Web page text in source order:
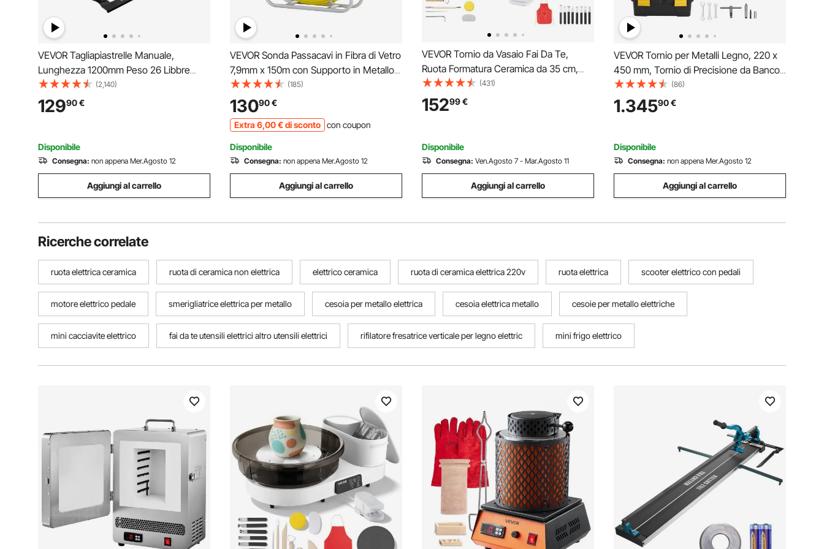
VEVOR Tagliapiastrelle Manuale,
Lunghezza 1200mm Peso 26 Libbre
Taglia Piastrelle Professionale in
Alluminio per Tagliare Tutti I Tipi di
Piastrelle, Comprese Piastrelle in
(2,140)
12990€
Disponibile
Consegna: non appena Mer.Agosto 12
Aggiungi al carrello
VEVOR Sonda Passacavi in Fibra di Vetro
7,9mm x 150m con Supporto in Metallo
Estrattore a Nastro per Cavo Elettrico
con 2 Teste di Trazione Strumento di
Installazione del Cavo Elettrico in
Fiberglass
(185)
13090€
Extra 6,00€di sconto con coupon
Disponibile
Consegna: non appena Mer.Agosto 12
Aggiungi al carrello
VEVOR Tornio da Vasaio Fai Da Te,
Ruota Formatura Ceramica da 35 cm,
Velocità Regolabile da 60 a 300 giri/min
con Controllo a Pedale, Gamba
Sollevamento Regolabile, Accessori
(431)
15299€
Disponibile
Consegna: Ven.Agosto 7 - Mar.Agosto 11
Aggiungi al carrello
VEVOR Tornio per Metalli Legno, 220 x
450 mm, Tornio di Precisione da Banco
per Metalli, Avanzamento Automatico,
Variabile Velocità 2500 Giri al Minuto,
Motore Senza Spazzole 1250 W
(86)
1.34590€
Disponibile
Consegna: non appena Mer.Agosto 12
Aggiungi al carrello
Ricerche correlate
ruota elettrica ceramica ruota di ceramica non elettrica elettrico ceramica ruota di ceramica elettrica 220v ruota elettrica scooter elettrico con pedali
motore elettrico pedale smerigliatrice elettrica per metallo cesoia per metallo elettrica cesoia elettrica metallo cesoie per metallo elettriche
mini cacciavite elettrico fai da te utensili elettrici altro utensili elettrici rifilatore fresatrice verticale per legno elettric mini frigo elettrico